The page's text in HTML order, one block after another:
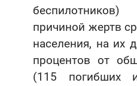
причиной жертв
населения, на их
процентов от
(115 погибших